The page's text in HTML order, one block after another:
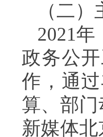
（二
2021年
政务公
作， 通过
算、部门
新媒体北